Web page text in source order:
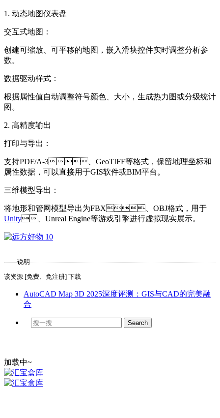
1. 动态地图仪表盘
交互式地图：
创建可缩放、可平移的地图，嵌入滑块控件实时调整分析参
数。
数据驱动样式：
根据属性值自动调整符号颜色、大小，生成热力图或分级统计
图。
2. 高精度输出
打印与导出：
支持PDF/A-3、GeoTIFF等格式，保留地理坐标和
属性数据，可以直接用于GIS软件或BIM平台。
三维模型导出：
将地形和管网模型导出为FBX、OBJ格式，用于
Unity、Unreal Engine等游戏引擎进行虚拟现实展示。
说明
该资源 [免费、免注册] 下载
AutoCAD Map 3D 2025深度评测：GIS与CAD的完美融
合
加载中~